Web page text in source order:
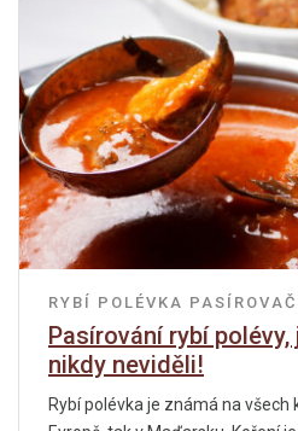
RYBÍ POLÉVKA PASÍROVAČ
Pasírování rybí
nikdy neviděli!
Rybí polévka je známá na